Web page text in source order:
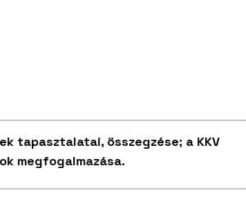
tapasztalatai, összegzése; a KKV
megfogalmazása.